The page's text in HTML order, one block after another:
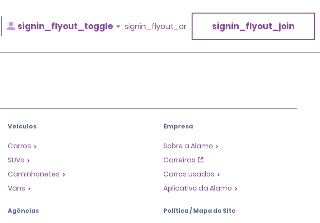
signin_flyout_toggle signin_flyout_or signin_flyout_join
Veículos
Carros
SUVs
Caminhonetes
Vans
Agências
Empresa
Sobre a Alamo
Carreiras
Carros usados
Aplicativo da Alamo
Política / Mapa do Site